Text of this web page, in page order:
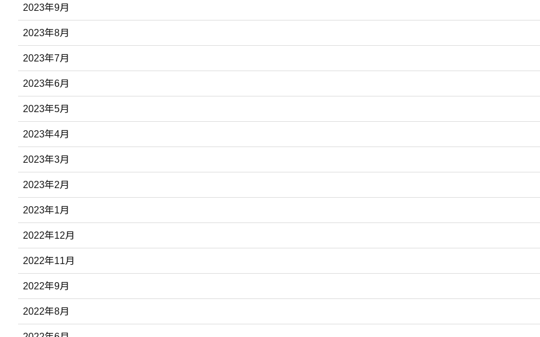
2023年9月
2023年8月
2023年7月
2023年6月
2023年5月
2023年4月
2023年3月
2023年2月
2023年1月
2022年12月
2022年11月
2022年9月
2022年8月